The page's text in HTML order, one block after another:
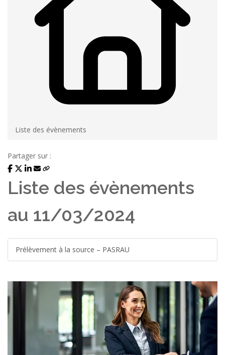
Liste des évènements
Partager sur :
Liste des évènements
au 11/03/2024
Prélèvement à la source – PASRAU